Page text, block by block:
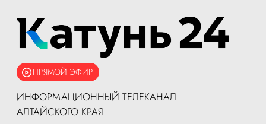
ПРЯМОЙ ЭФИР
ИНФОРМАЦИОННЫЙ ТЕЛЕКАНАЛ
АЛТАЙСКОГО КРАЯ